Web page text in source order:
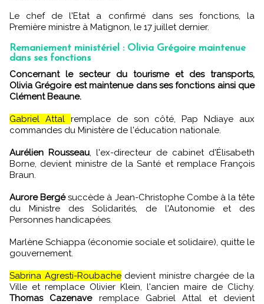
Le chef de l'Etat a confirmé dans ses fonctions, la
Première ministre à Matignon, le 17 juillet dernier.
Remaniement ministériel : Olivia Grégoire maintenue
dans ses fonctions
Concernant le secteur du tourisme et des transports,
Olivia Grégoire est maintenue dans ses fonctions ainsi que
Clément Beaune.
Gabriel Attal remplace de son côté, Pap Ndiaye aux
commandes du Ministère de l'éducation nationale.
Aurélien Rousseau, l'ex-directeur de cabinet d'Élisabeth
Borne, devient ministre de la Santé et remplace François
Braun.
Aurore Bergésuccède à Jean-Christophe Combe à la tête
du Ministre des Solidarités, de l'Autonomie et des
Personnes handicapées.
Marlène Schiappa (économie sociale et solidaire), quitte le
gouvernement.
Sabrina Agresti-Roubachedevient ministre chargée de la
Ville et remplace Olivier Klein, l'ancien maire de Clichy.
Thomas Cazenaveremplace Gabriel Attal et devient